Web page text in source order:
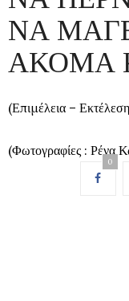
ΝΑ
ΑΚΟΜΑ
(Επιμέλεια –
(Φωτογραφίες : Ρένα
0